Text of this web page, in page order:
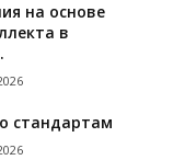
на основе
в
стандартам